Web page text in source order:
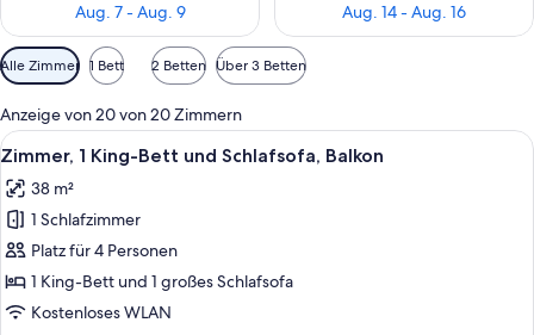
Aug. 7 - Aug. 9
Aug. 14 - Aug. 16
Verfügbare
Filter
für
Zimmer
Alle Zimmer 1 Bett 2 Betten Über 3 Betten
Anzeige von 20 von 20 Zimmern
Alle
Fotos
für
Zimmer,
1 King-
Bett
und
Ein Hotelzimmer mit einem großen
6
Zimmer, 1 King-Bett und Schlafsofa, Balkon
38 m²
1 Schlafzimmer
Platz für 4 Personen
1 King-Bett und 1 großes Schlafsofa
Kostenloses WLAN